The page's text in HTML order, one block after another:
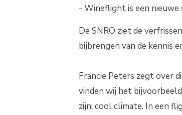
- Wineflight is een
De SNRO ziet de
bijbrengen van de kennis
Francie Peters zegt over
vinden wij het
zijn: cool climate. In een